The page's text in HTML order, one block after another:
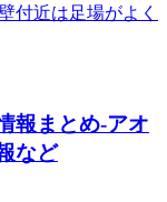
付近は足場がよく
報まとめ-アオ
など